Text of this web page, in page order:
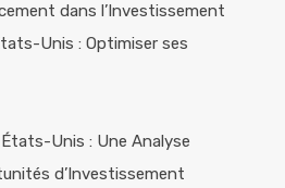
dans l’Investissement
Unis : Optimiser ses
Unis : Une Analyse
d’Investissement